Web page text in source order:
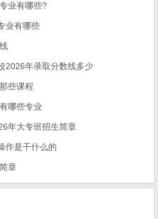
业有哪些?
业有哪些
2026年录取分数线多少
些课程
哪些专业
年大专班招生简章
作是干什么的
章